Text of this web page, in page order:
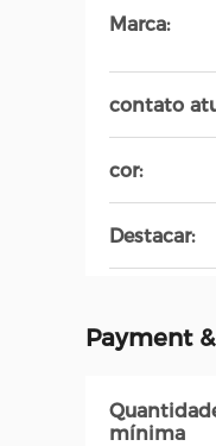
Marca:
contato
cor:
Destacar:
Payment
mínima